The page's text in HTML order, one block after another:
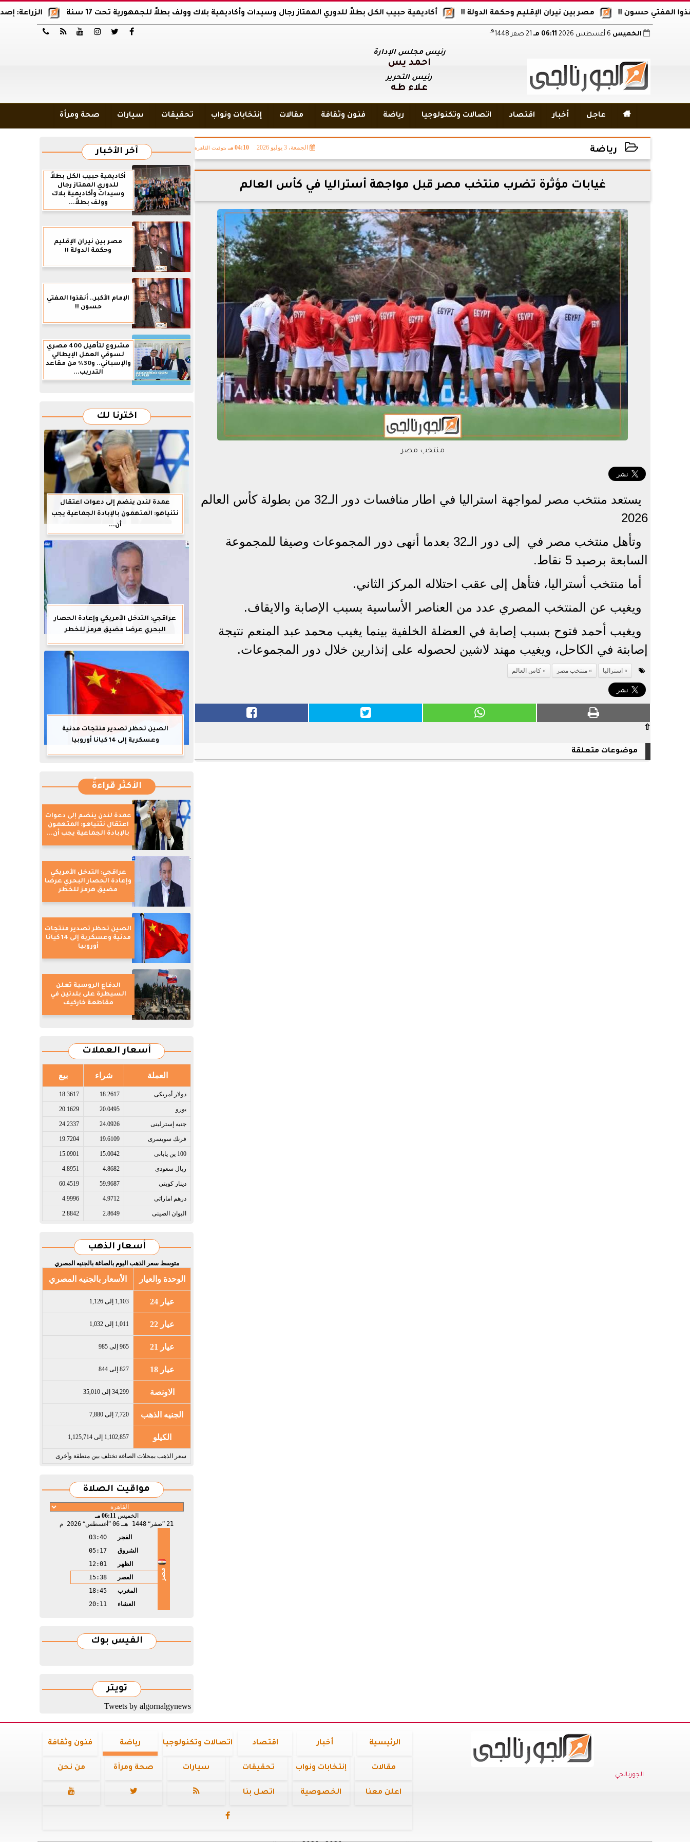
الزراعة: إصدار 12 ألف موافقة وتصريح بالمبيدات خلال 6 شهور أكاديمية حبيب الكل بطلاً للدوري الممتاز رجال وسيدات وأكاديمية بلاك وولف بطلاً للجمهورية تحت 17 سنة مصر بين نيران الإقليم وحكمة الدولة !! حسون !!





 الخميس 06:11 مـ هـ
رئيس مجلس الإدارة
أحمد يس
رئيس التحرير
علاء طه
 عاجل أخبار اقتصاد اتصالات وتكنولوجيا رياضة فنون وثقافة مقالات إنتخابات ونواب تحقيقات سيارات صحة ومرأة
رياضة الجمعة، 3 يوليو 2026 04:10 مـ بتوقيت القاهرة
2026-07-03 16:10:33
غيابات مؤثرة تضرب منتخب مصر قبل مواجهة أستراليا في كأس العالم
منتخب مصر
يستعد منتخب مصر لمواجهة استراليا في اطار منافسات دور الـ32 من بطولة كأس العالم
2026
وتأهل منتخب مصر في إلى دور الـ32 بعدما أنهى دور المجموعات وصيفا للمجموعة
السابعة برصيد 5 نقاط.
أما منتخب أستراليا، فتأهل إلى عقب احتلاله المركز الثاني.
ويغيب عن المنتخب المصري عدد من العناصر الأساسية بسبب الإصابة والايقاف.
ويغيب أحمد فتوح بسبب إصابة في العضلة الخلفية بينما يغيب محمد عبد المنعم نتيجة
إصابتة في الكاحل، ويغيب مهند لاشين لحصوله على إنذارين خلال دور المجموعات.
استراليا منتخب مصر كاس العالم
⇧
موضوعات متعلقة
آخر الأخبار
أكاديمية حبيب الكل بطلاً
للدوري الممتاز رجال
وسيدات وأكاديمية بلاك
وولف بطلاً...
مصر بين نيران الإقليم
وحكمة الدولة !!
الإمام الأكبر.. أنقذوا المفتي
حسون !!
مشروع لتأهيل 400 مصري
لسوقي العمل الإيطالي
والإسباني.. و30% من مقاعد
التدريب...
اخترنا لك
عمدة لندن ينضم إلى دعوات اعتقال
نتنياهو: المتهمون بالإبادة الجماعية يجب
أن...
عراقجي: التدخل الأمريكي وإعادة الحصار
البحري عرضا مضيق هرمز للخطر
الصين تحظر تصدير منتجات مدنية
وعسكرية إلى 14 كيانا أوروبيا
الأكثر قراءةً
عمدة لندن ينضم إلى دعوات
اعتقال نتنياهو: المتهمون
بالإبادة الجماعية يجب أن...
عراقجي: التدخل الأمريكي
وإعادة الحصار البحري عرضا
مضيق هرمز للخطر
الصين تحظر تصدير منتجات
مدنية وعسكرية إلى 14 كيانا
أوروبيا
الدفاع الروسية تعلن
السيطرة على بلدتين في
مقاطعة خاركيف
أسعار العملات
العملة شراء بيع
دولار أمريكى​ 18.2617
18.3617
يورو​ 20.0495
20.1629
جنيه إسترلينى​ 24.0926
24.2337
فرنك سويسرى​ 19.6109
19.7204
100 ين يابانى​ 15.0042
15.0901
ريال سعودى​ 4.8682
4.8951
دينار كويتى​ 59.9687
60.4519
درهم اماراتى​ 4.9712
4.9996
اليوان الصينى​ 2.8649
2.8842
أسعار الذهب
متوسط سعر الذهب اليوم بالصاغة بالجنيه المصري
الوحدة والعيار الأسعار بالجنيه المصري
عيار 24 1,103 إلى 1,126
عيار 22 1,011 إلى 1,032
عيار 21 965 إلى 985
عيار 18 827 إلى 844
الاونصة 34,299 إلى 35,010
الجنيه الذهب 7,720 إلى 7,880
الكيلو 1,102,857 إلى 1,125,714
سعر الذهب بمحلات الصاغة تختلف بين منطقة وأخرى
مواقيت الصلاة
الخميس06:11 مـ
21 صفر 1448 هـ 06 أغسطس 2026 م
مصر
الفجر
03:40
الشروق
05:17
الظهر
12:01
العصر
15:38
المغرب
18:45
العشاء
20:11
الفيس بوك
تويتر
Tweets by algornalgynews
الجورنالجي
الرئيسية أخبار اقتصاد اتصالات وتكنولوجيا رياضة فنون وثقافة
مقالات إنتخابات ونواب تحقيقات سيارات صحة ومرأة من نحن
اعلن معنا الخصوصية اتصل بنا 


